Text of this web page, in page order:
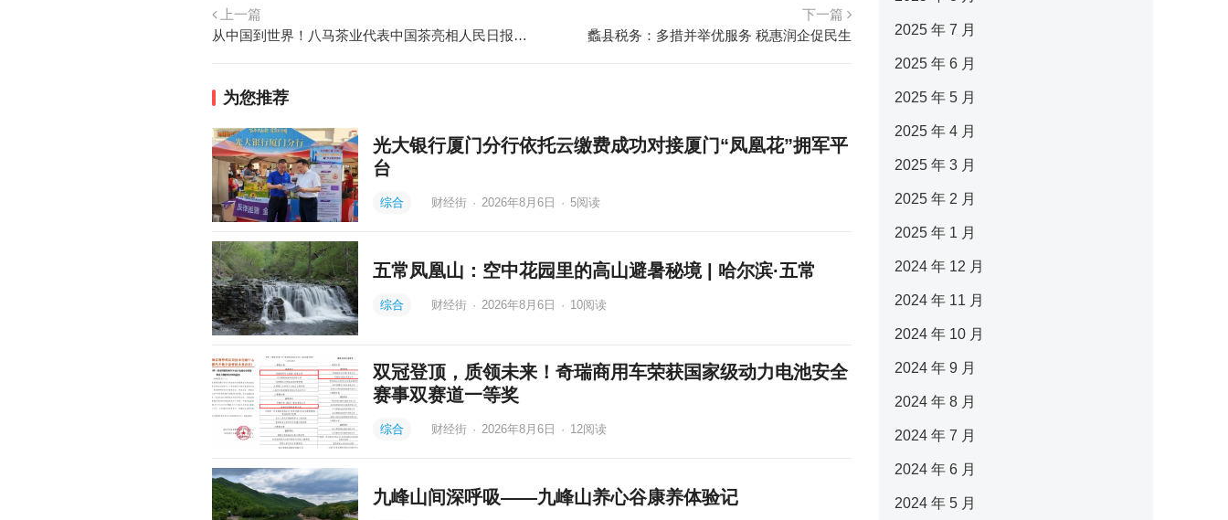
上一篇
从中国到世界！八马茶业代表中国茶亮相人民日报和哈萨克斯坦媒体高质量共建“一带一路”联合采访成果分享会
下一篇
蠡县税务：多措并举优服务 税惠润企促民生
为您推荐
光大银行厦门分行依托云缴费成功对接厦门“凤凰花”拥军平
台
综合 财经街 · 2026年8月6日 · 5阅读
五常凤凰山：空中花园里的高山避暑秘境 | 哈尔滨·五常
综合 财经街 · 2026年8月6日 · 10阅读
双冠登顶，质领未来！奇瑞商用车荣获国家级动力电池安全
赛事双赛道一等奖
综合 财经街 · 2026年8月6日 · 12阅读
九峰山间深呼吸——九峰山养心谷康养体验记
2025 年 7 月
2025 年 6 月
2025 年 5 月
2025 年 4 月
2025 年 3 月
2025 年 2 月
2025 年 1 月
2024 年 12 月
2024 年 11 月
2024 年 10 月
2024 年 9 月
2024 年 8 月
2024 年 7 月
2024 年 6 月
2024 年 5 月